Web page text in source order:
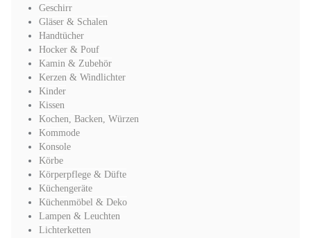
Geschirr
Gläser & Schalen
Handtücher
Hocker & Pouf
Kamin & Zubehör
Kerzen & Windlichter
Kinder
Kissen
Kochen, Backen, Würzen
Kommode
Konsole
Körbe
Körperpflege & Düfte
Küchengeräte
Küchenmöbel & Deko
Lampen & Leuchten
Lichterketten